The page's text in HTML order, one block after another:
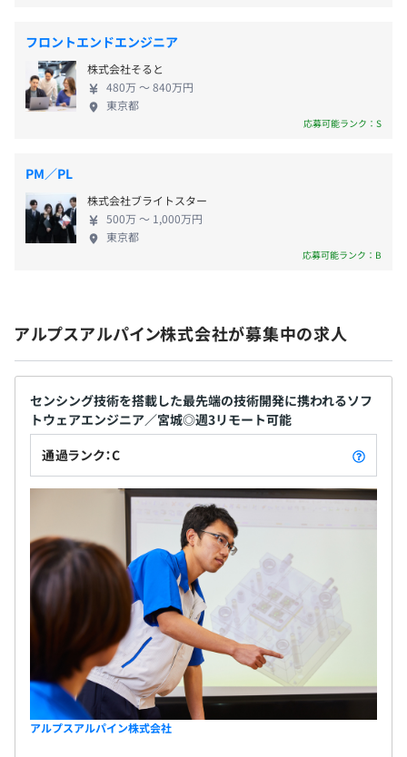
受講料の一部が補助されます。講座メニューの内容は、資
格取得を目指すものから趣味の充実まで、幅広いコンテン
ツがそろっています。
■公的資格取得奨励制度
会社が認めた公的資格を取得すると、奨励金が支給されま
■資格取得チャレンジ制度
会社が定めた一定の資格を取得した場合は、受験料の一部
が奨励金として支給されます。
■外部セミナー受講費用支援
キャリア開発につながる内容の社外セミナーを受講する
■自己啓発休暇制度
キャリア開発を目的として休職を希望し、会社が認めた場
合は、学校その他の教育機関への就学機会を支援します。
■多目的特別休暇制度
自己啓発のための各種セミナーへの参加を目指す場合に利
用できる制度です。
相談の上、ご希望のマシンを支給いたします。
Elasticsearch
年1回（3月）
社会保険完備（健康保険・厚生年金加入・雇用保険・労災
保険）、グループ割引保険
ズに新たな価値を提供してまいります。 ◆福利厚
生・ワークライフバランス充実◎ 資格取得・キャリ
アアップ支援が整っており、エンジニアとして成長
できる環境です。モデルベース開発未経験者もチャレ
ンジできるため、中途入社者も多く活躍しています。
会保障に加えて、アルプスアルパイン独自の健康保
険と年金制度もございます。福利厚生が充実している
ので、安心して仕事に集中できる職場です。残業は月
16時間程度（昨年度実績）です。リモート勤務も推
フロントエンドエンジニア
株式会社そると
480万 〜 840万円
東京都
応募可能ランク：S
PM／PL
株式会社ブライトスター
500万 〜 1,000万円
東京都
応募可能ランク：B
アルプスアルパイン株式会社が募集中の求人
センシング技術を搭載した最先端の技術開発に携われるソフ
トウェアエンジニア／宮城◎週3リモート可能
通過ランク：C
アルプスアルパイン株式会社